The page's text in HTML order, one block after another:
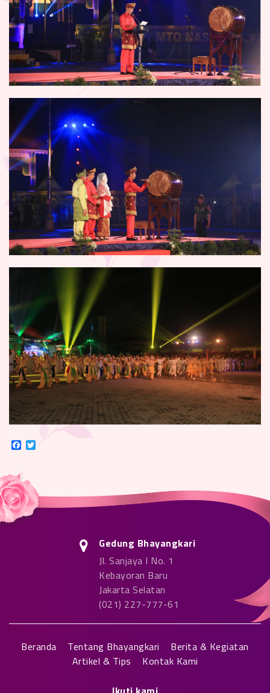
Facebook
Gedung Bhayangkari
Jl. Sanjaya I No. 1
Kebayoran Baru
Jakarta Selatan
(021) 227-777-61
Beranda Tentang Bhayangkari
Berita & Kegiatan
Artikel & Tips
Kontak Kami